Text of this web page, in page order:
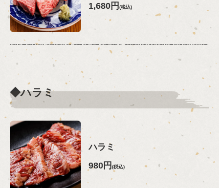
1,680円(税込)
◆ハラミ
ハラミ
980円(税込)